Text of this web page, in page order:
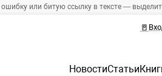
ошибку или битую ссылку в тексте —
🚪
НовостиСтатьи